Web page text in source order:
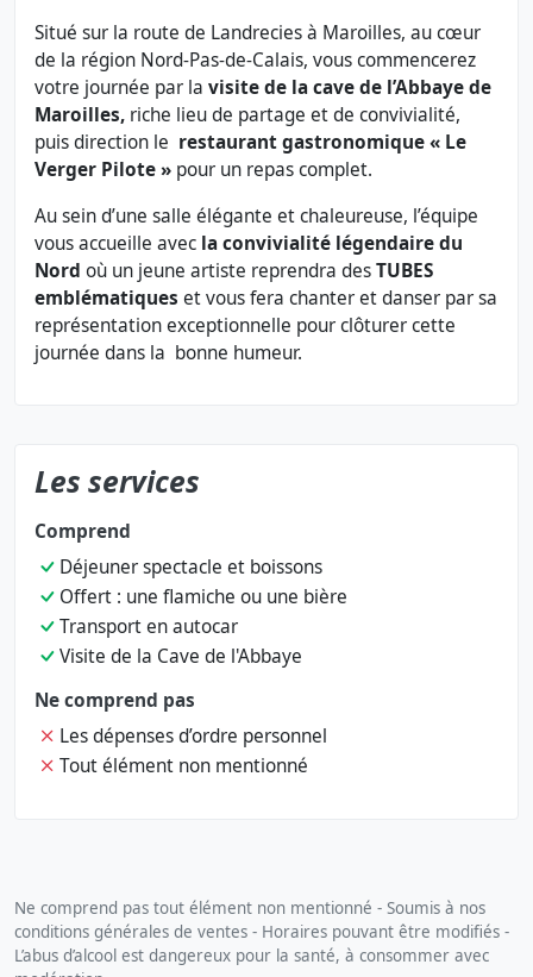
Situé sur la route de Landrecies à Maroilles, au cœur
de la région Nord-Pas-de-Calais, vous commencerez
votre journée par la visite de la cave de l’Abbaye de
Maroilles, riche lieu de partage et de convivialité,
puis direction le restaurant gastronomique « Le
Verger Pilote » pour un repas complet.
Au sein d’une salle élégante et chaleureuse, l’équipe
vous accueille avec la convivialité légendaire du
Nord où un jeune artiste reprendra desTUBES
emblématiques et vous fera chanter et danser par sa
représentation exceptionnelle pour clôturer cette
journée dans la bonne humeur.
Les services
Comprend
Déjeuner spectacle et boissons
Offert : une flamiche ou une bière
Transport en autocar
Visite de la Cave de l'Abbaye
Ne comprend pas
Les dépenses d’ordre personnel
Tout élément non mentionné
Ne comprend pas tout élément non mentionné - Soumis à nos
conditions générales de ventes - Horaires pouvant être modifiés -
L’abus d’alcool est dangereux pour la santé, à consommer avec